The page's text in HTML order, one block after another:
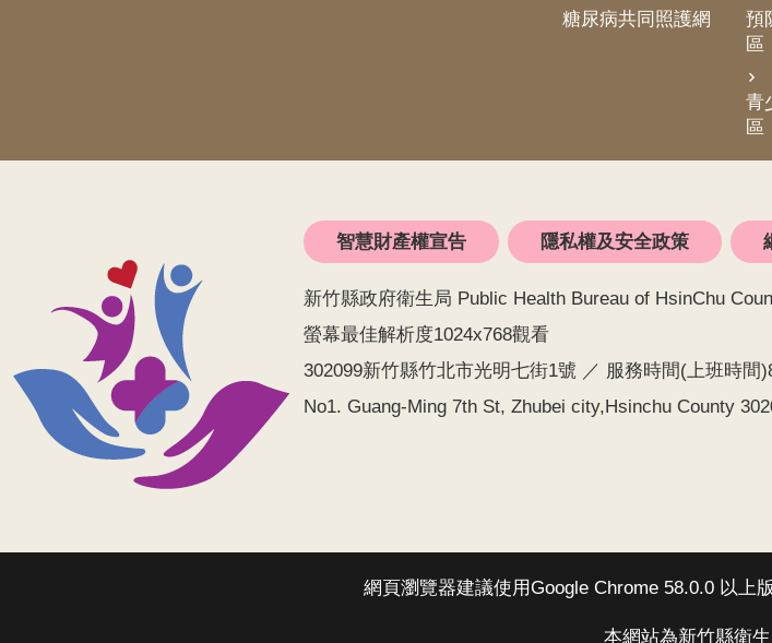
糖尿病共同照護網
預
區
青
區
智慧財產權宣告 隱私權及安全政策
新竹縣政府衛生局 Public Health Bureau of HsinChu
螢幕最佳解析度1024x768觀看
302099新竹縣竹北市光明七街1號 ／ 服務時間(上班時間
No1. Guang-Ming 7th St, Zhubei city,Hsinchu County
網頁瀏覽器建議使用Google Chrome 58.0.0 以上
本網站為新竹縣衛